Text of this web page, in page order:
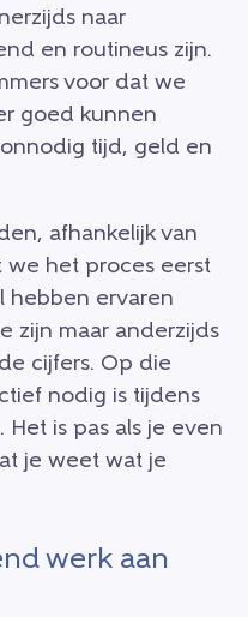
naar
en routineus zijn.
voor dat we
goed kunnen
tijd, geld en
afhankelijk van
we het proces eerst
hebben ervaren
zijn maar anderzijds
cijfers. Op die
nodig is tijdens
. Het is pas als je even
je weet wat je
werk aan